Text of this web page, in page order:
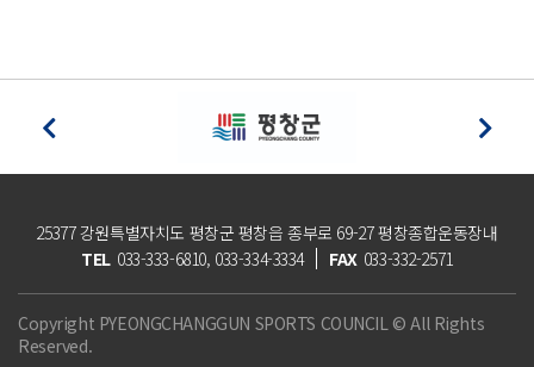
25377 강원특별자치도 평창군 평창읍 종부로 69-27 평창종합운동장내
TEL 033-333-6810, 033-334-3334 FAX 033-332-2571
Copyright PYEONGCHANGGUN SPORTS COUNCIL © All Rights
Reserved.